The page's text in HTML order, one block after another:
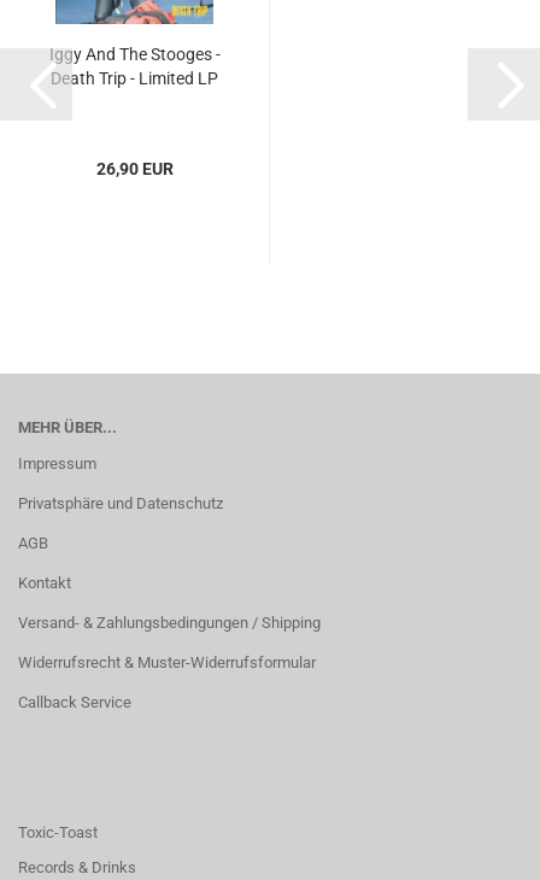
Iggy And The Stooges -
Death Trip - Limited LP
26,90 EUR
MEHR ÜBER...
Impressum
Privatsphäre und Datenschutz
AGB
Kontakt
Versand- & Zahlungsbedingungen / Shipping
Widerrufsrecht & Muster-Widerrufsformular
Callback Service
Toxic-Toast
Records & Drinks